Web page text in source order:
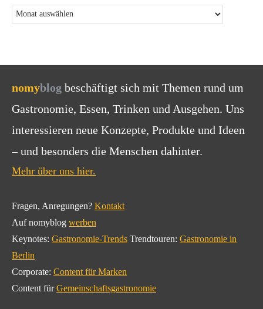
nomyblog beschäftigt sich mit Themen rund um
Gastronomie, Essen, Trinken und Ausgehen. Uns
interessieren neue Konzepte, Produkte und Ideen
– und besonders die Menschen dahinter.
Mehr über uns hier.
Fragen, Anregungen? Kontakt
Auf nomyblog werben
Keynotes: Gastronomie-Trends Trendtouren: Gastronomie in
Berlin
Corporate: Content für Marken
Content fürGemeinschaftsgastronomie